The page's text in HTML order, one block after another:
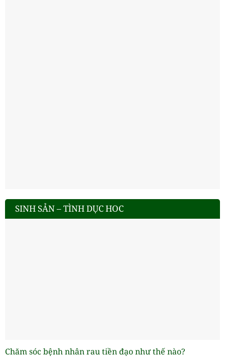
SINH SẢN – TÌNH DỤC HOC
Chăm sóc bệnh nhân rau tiền đạo như thế nào?